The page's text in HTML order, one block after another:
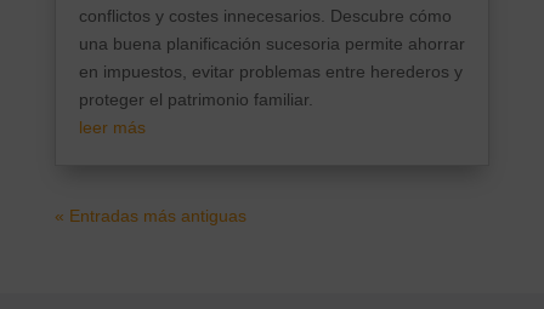
conflictos y costes innecesarios. Descubre cómo
una buena planificación sucesoria permite ahorrar
en impuestos, evitar problemas entre herederos y
proteger el patrimonio familiar.
leer más
« Entradas más antiguas